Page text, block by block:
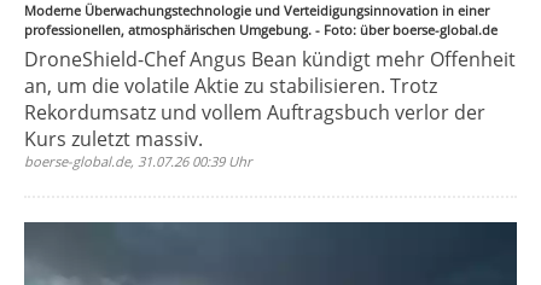
Moderne Überwachungstechnologie und Verteidigungsinnovation in einer
professionellen, atmosphärischen Umgebung. - Foto: über boerse-global.de
DroneShield-Chef Angus Bean kündigt mehr Offenheit
an, um die volatile Aktie zu stabilisieren. Trotz
Rekordumsatz und vollem Auftragsbuch verlor der
Kurs zuletzt massiv.
boerse-global.de, 31.07.26 00:39 Uhr